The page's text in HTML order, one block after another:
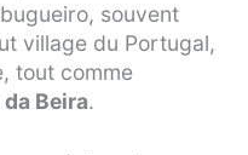
souvent
village du Portugal,
tout comme
Beira.